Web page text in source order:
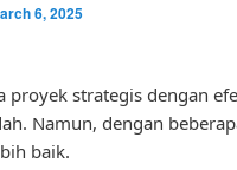
6, 2025
proyek strategis dengan
Namun, dengan
baik.